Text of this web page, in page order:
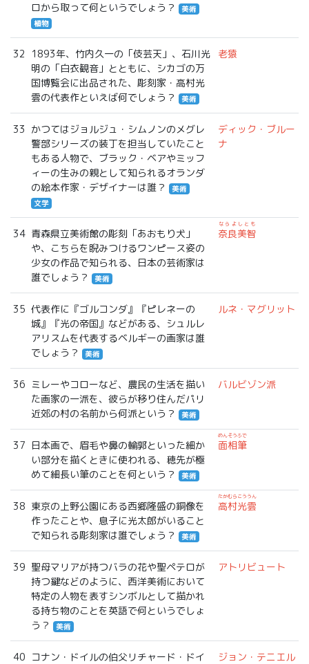
ロから取って何というでしょう？
美術
植物
32
1893年、竹内久一の「伎芸天」、石川光
明の「白衣観音」とともに、シカゴの万
国博覧会に出品された、彫刻家・高村光
雲の代表作といえば何でしょう？
美術
老猿
33 かつてはジョルジュ・シムノンのメグレ
警部シリーズの装丁を担当していたこと
もある人物で、ブラック・ベアやミッフ
ィーの生みの親として知られるオランダ
の絵本作家・デザイナーは誰？
美術
文学
ディック・ブルー
ナ
34 青森県立美術館の彫刻「あおもり犬」
や、こちらを睨みつけるワンピース姿の
少女の作品で知られる、日本の芸術家は
誰でしょう？
美術
奈良美智
ならよしとも
35 代表作に『ゴルコンダ』『ピレネーの
城』『光の帝国』などがある、シュルレ
アリスムを代表するベルギーの画家は誰
でしょう？
美術
ルネ・マグリット
36 ミレーやコローなど、農民の生活を描い
た画家の一派を、彼らが移り住んだパリ
近郊の村の名前から何派という？
美術
バルビゾン派
37 日本画で、眉毛や鼻の輪郭といった細か
い部分を描くときに使われる、穂先が極
めて細長い筆のことを何という？
美術
面相筆
めんそうふで
38 東京の上野公園にある西郷隆盛の銅像を
作ったことや、息子に光太郎がいること
で知られる彫刻家は誰でしょう？
美術
高村光雲
たかむらこううん
39 聖母マリアが持つバラの花や聖ペテロが
持つ鍵などのように、西洋美術において
特定の人物を表すシンボルとして描かれ
る持ち物のことを英語で何というでしょ
う？
美術
アトリビュート
40 コナン・ドイルの伯父リチャード・ドイ
ジョン・テニエル